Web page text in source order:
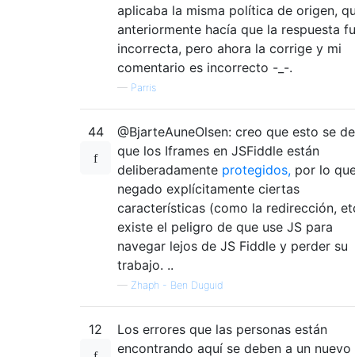
aplicaba la misma política de origen,
anteriormente hacía que la respuesta
incorrecta, pero ahora la corrige y mi
comentario es incorrecto -_-.
— Parris
44
@BjarteAuneOlsen: creo que esto se
que los Iframes en JSFiddle están
deliberadamente protegidos, por lo
negado explícitamente ciertas
características (como la redirección,
existe el peligro de que use JS para
navegar lejos de JS Fiddle y perder su
trabajo. ..
— Zhaph - Ben Duguid
12
Los errores que las personas están
encontrando aquí se deben a un nuevo